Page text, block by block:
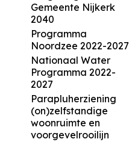
Gemeente Nijkerk
2040
Programma
Noordzee 2022-2027
Nationaal Water
Programma 2022-
2027
Parapluherziening
(on)zelfstandige
woonruimte en
voorgevelrooilijn